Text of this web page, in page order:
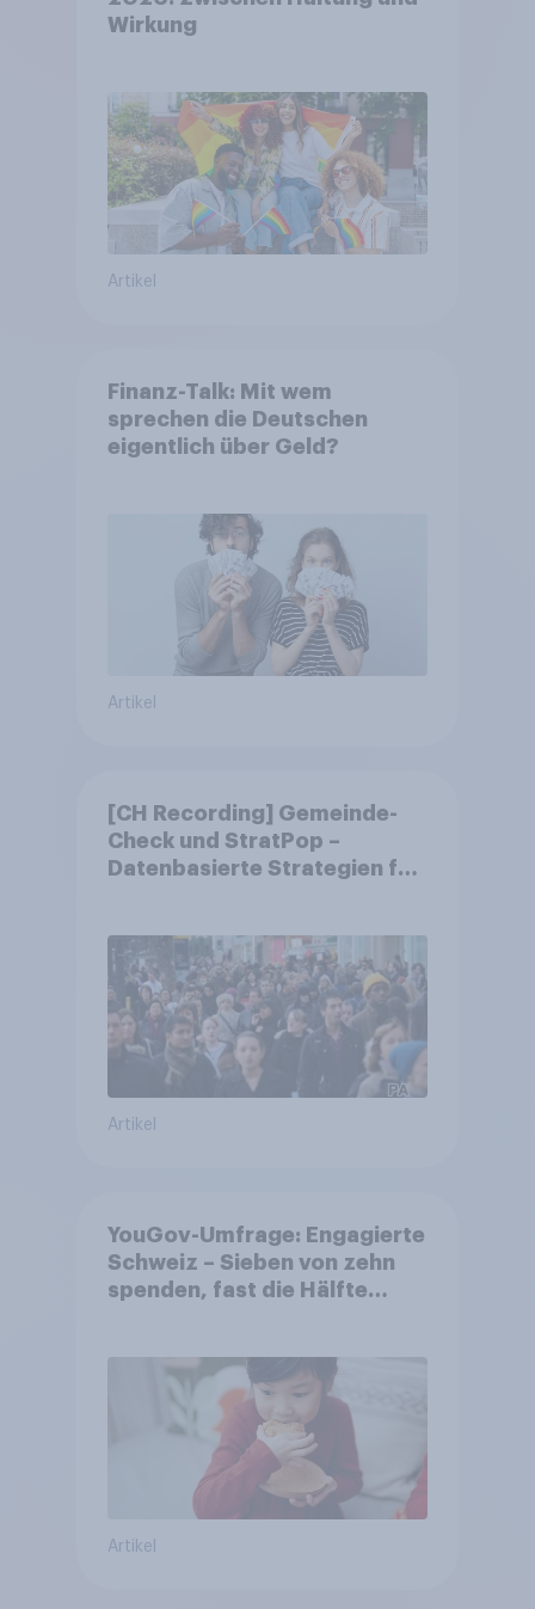
Wirkung
Artikel
Finanz-Talk: Mit wem
sprechen die Deutschen
eigentlich über Geld?
Artikel
[CH Recording] Gemeinde-
Check und StratPop –
Datenbasierte Strategien für
Artikel
YouGov-Umfrage: Engagierte
Schweiz – Sieben von zehn
spenden, fast die Hälfte
Artikel